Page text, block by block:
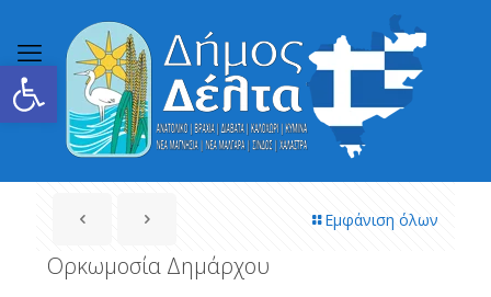
Ανοίξτε τη γραμμή εργαλείων
Εμφάνιση όλων
Ορκωμοσία Δημάρχου